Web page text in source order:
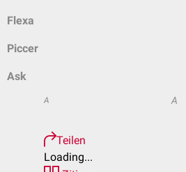
Flexa
Piccer
Ask
A A
Teilen
Loading...